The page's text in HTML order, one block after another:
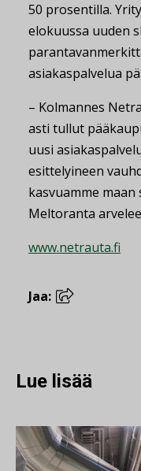
50 prosentilla.
elokuussa uuden
asiakaspalvelua
– Kolmannes
asti tullut
uusi
esittelyineen
kasvuamme
Meltoranta
www.netrauta.fi
Jaa:
Lue lisää